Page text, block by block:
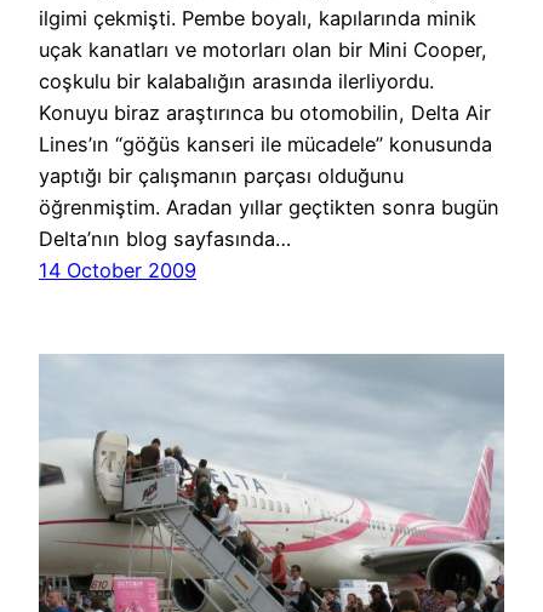
ilgimi çekmişti. Pembe boyalı, kapılarında minik
uçak kanatları ve motorları olan bir Mini Cooper,
coşkulu bir kalabalığın arasında ilerliyordu.
Konuyu biraz araştırınca bu otomobilin, Delta Air
Lines’ın “göğüs kanseri ile mücadele” konusunda
yaptığı bir çalışmanın parçası olduğunu
öğrenmiştim. Aradan yıllar geçtikten sonra bugün
Delta’nın blog sayfasında…
14 October 2009